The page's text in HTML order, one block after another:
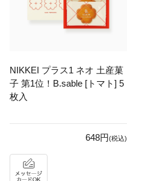
NIKKEI プラス1 ネオ 土産菓
子 第1位！B.sable [トマト] 5
枚入
648円(税込)